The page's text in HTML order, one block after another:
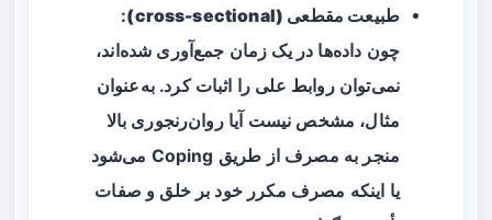
طبیعت مقطعی (cross-sectional)
:
چون داده‌ها در یک زمان جمع‌آوری شده‌اند،
نمی‌توان روابط علی را اثبات کرد. به‌عنوان
مثال، مشخص نیست آیا روان‌رنجوری بالا
منجر به مصرف از طریق Coping می‌شود
یا اینکه مصرف مکرر خود بر خلق و صفات